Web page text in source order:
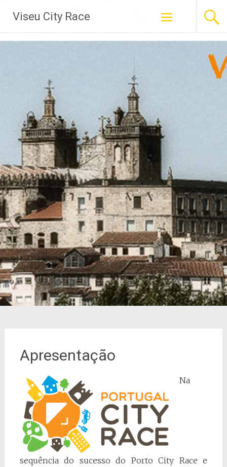
content
Viseu City Race
Apresentação
Na
sequência do sucesso do Porto City Race e